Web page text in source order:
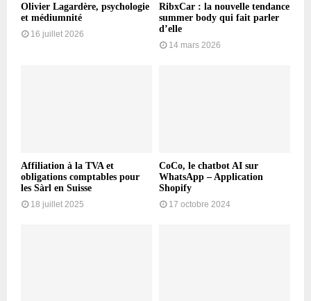
Olivier Lagardère, psychologie
et médiumnité
16 juillet 2026
RibxCar : la nouvelle tendance
summer body qui fait parler
d’elle
14 mars 2026
Affiliation à la TVA et
obligations comptables pour
les Sàrl en Suisse
18 juillet 2025
CoCo, le chatbot AI sur
WhatsApp – Application
Shopify
17 octobre 2024